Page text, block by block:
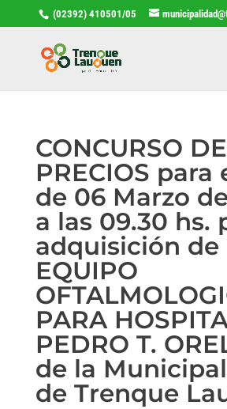
(02392) 410501/05
CONCURSO DE
PRECIOS para
de 06 Marzo
a las 09.30 hs.
adquisición de
EQUIPO
PARA
PEDRO T.
de la
de Trenque